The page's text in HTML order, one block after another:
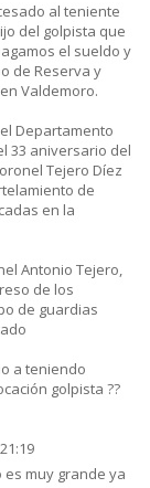
al teniente
del golpista que
el sueldo y
de Reserva y
Valdemoro.
Departamento
33 aniversario del
Tejero Díez
de
en la
Antonio Tejero,
de los
de guardias
a teniendo
golpista ??
muy grande ya